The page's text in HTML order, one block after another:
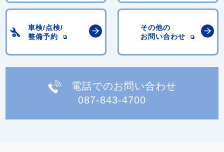
車検/点検/
整備予約
その他の
お問い合わせ
電話でのお問い合わせ
087-843-4700